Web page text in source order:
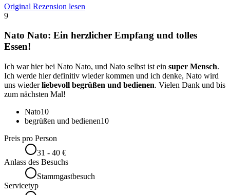
Original Rezension lesen
9
Nato Nato: Ein herzlicher Empfang und tolles
Essen!
Ich war hier bei Nato Nato, und Nato selbst ist ein super Mensch.
Ich werde hier definitiv wieder kommen und ich denke, Nato wird
uns wiederliebevoll begrüßen und bedienen. Vielen Dank und bis
zum nächsten Mal!
Nato10
begrüßen und bedienen10
Preis pro Person
31 - 40 €
Anlass des Besuchs
Stammgastbesuch
Servicetyp